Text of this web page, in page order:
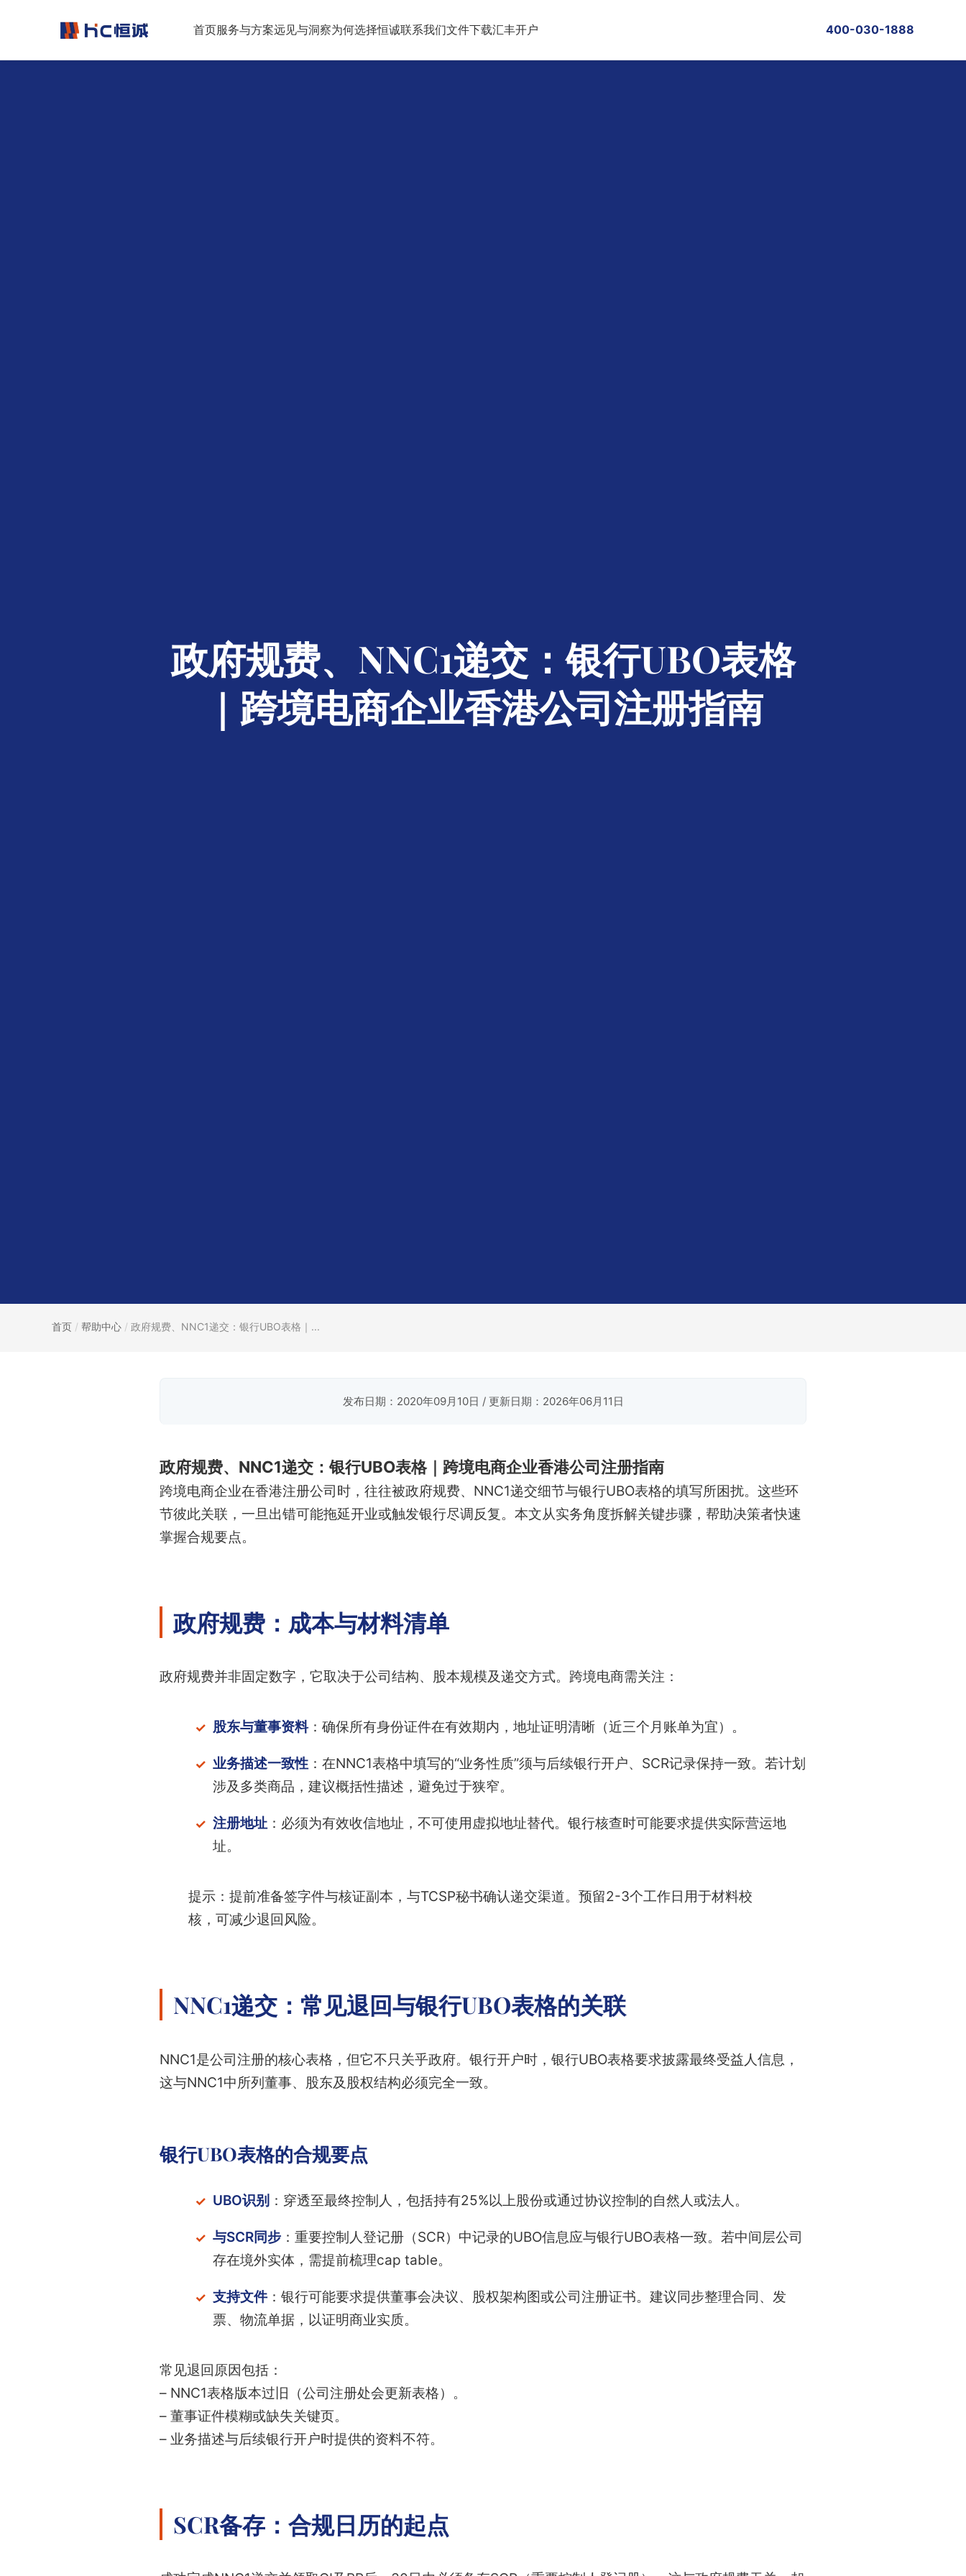
首页服务与方案远见与洞察为何选择恒诚联系我们文件下载汇丰开户 400-030-1888
政府规费、NNC1递交：银行UBO表格
｜跨境电商企业香港公司注册指南
首页 / 帮助中心 / 政府规费、NNC1递交：银行UBO表格｜...
发布日期：2020年09月10日 / 更新日期：2026年06月11日
政府规费、NNC1递交：银行UBO表格｜跨境电商企业香港公司注册指南
跨境电商企业在香港注册公司时，往往被政府规费、NNC1递交细节与银行UBO表格的填写所困扰。这些环
节彼此关联，一旦出错可能拖延开业或触发银行尽调反复。本文从实务角度拆解关键步骤，帮助决策者快速
掌握合规要点。
政府规费：成本与材料清单
政府规费并非固定数字，它取决于公司结构、股本规模及递交方式。跨境电商需关注：
股东与董事资料：确保所有身份证件在有效期内，地址证明清晰（近三个月账单为宜）。
业务描述一致性：在NNC1表格中填写的“业务性质”须与后续银行开户、SCR记录保持一致。若计划
涉及多类商品，建议概括性描述，避免过于狭窄。
注册地址：必须为有效收信地址，不可使用虚拟地址替代。银行核查时可能要求提供实际营运地
址。
提示：提前准备签字件与核证副本，与TCSP秘书确认递交渠道。预留2-3个工作日用于材料校
核，可减少退回风险。
NNC1递交：常见退回与银行UBO表格的关联
NNC1是公司注册的核心表格，但它不只关乎政府。银行开户时，银行UBO表格要求披露最终受益人信息，
这与NNC1中所列董事、股东及股权结构必须完全一致。
银行UBO表格的合规要点
UBO识别 ：穿透至最终控制人，包括持有25%以上股份或通过协议控制的自然人或法人。
与SCR同步：重要控制人登记册（SCR）中记录的UBO信息应与银行UBO表格一致。若中间层公司
存在境外实体，需提前梳理cap table。
支持文件：银行可能要求提供董事会决议、股权架构图或公司注册证书。建议同步整理合同、发
票、物流单据，以证明商业实质。
常见退回原因包括：
– NNC1表格版本过旧（公司注册处会更新表格）。
– 董事证件模糊或缺失关键页。
– 业务描述与后续银行开户时提供的资料不符。
SCR备存：合规日历的起点